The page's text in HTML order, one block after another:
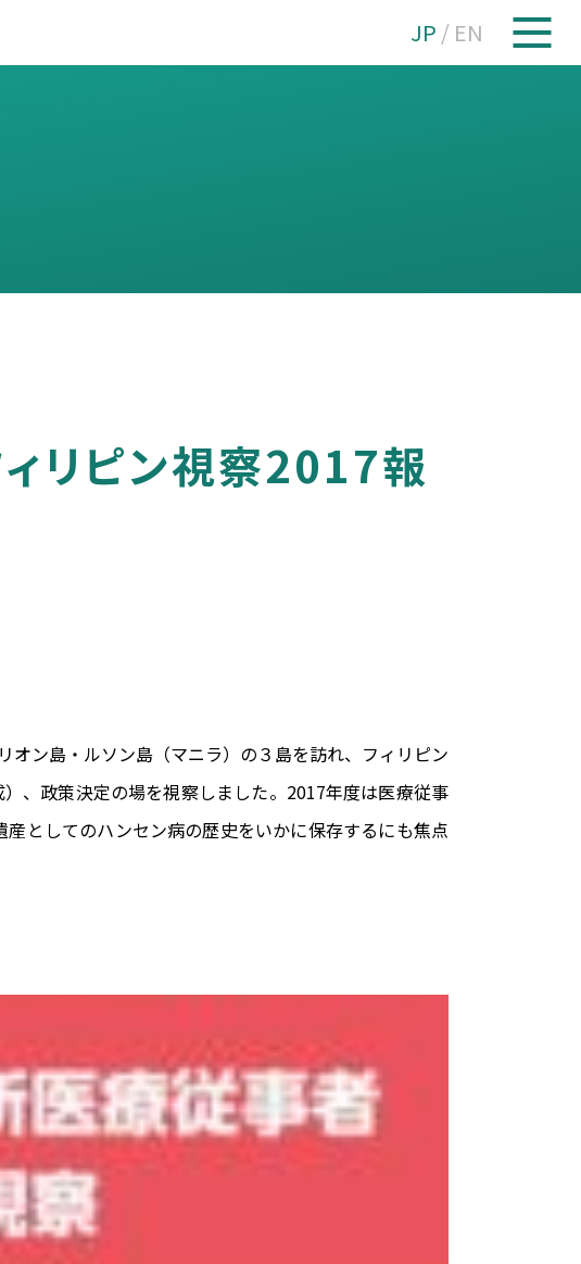
JP / EN
リピン視察2017報
ン島・ルソン島（マニラ）の３島を訪れ、フィリピン
、政策決定の場を視察しました。2017年度は医療従事
としてのハンセン病の歴史をいかに保存するにも焦点